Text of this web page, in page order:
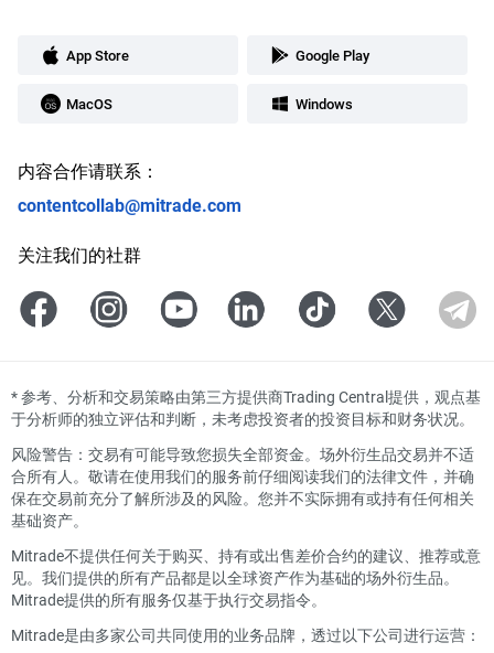
App Store Google Play
MacOS Windows
内容合作请联系：
contentcollab@mitrade.com
关注我们的社群
*参考、分析和交易策略由第三方提供商Trading Central提供，观点基
于分析师的独立评估和判断，未考虑投资者的投资目标和财务状况。
风险警告：交易有可能导致您损失全部资金。场外衍生品交易并不适
合所有人。敬请在使用我们的服务前仔细阅读我们的法律文件，并确
保在交易前充分了解所涉及的风险。您并不实际拥有或持有任何相关
基础资产。
Mitrade不提供任何关于购买、持有或出售差价合约的建议、推荐或意
见。我们提供的所有产品都是以全球资产作为基础的场外衍生品。
Mitrade提供的所有服务仅基于执行交易指令。
Mitrade是由多家公司共同使用的业务品牌，透过以下公司进行运营：